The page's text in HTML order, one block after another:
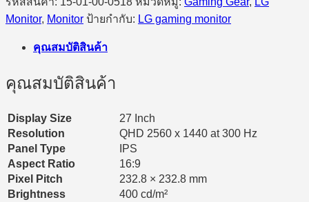
Monitor, Monitor ป้ายกำกับ: LG gaming monitor
คุณสมบัติสินค้า
คุณสมบัติสินค้า
Display Size
27 Inch
Resolution
QHD 2560 x 1440 at 300 Hz
Panel Type
IPS
Aspect Ratio
16:9
Pixel Pitch
232.8 × 232.8 mm
Brightness
400 cd/m²